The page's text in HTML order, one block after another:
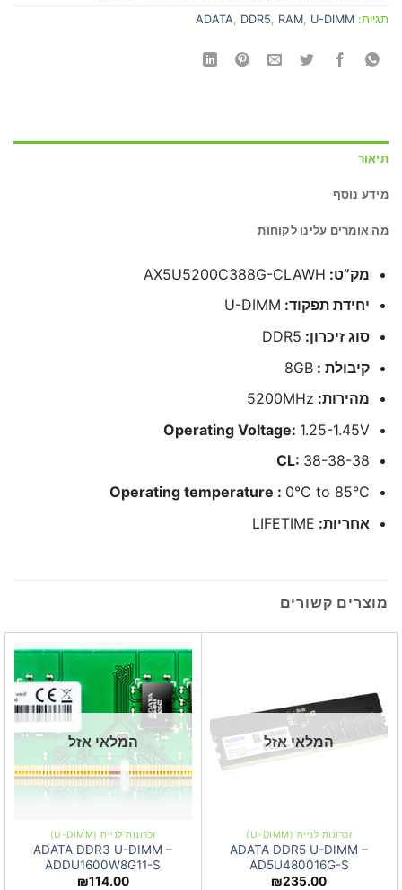
תגיות: ADATA, DDR5, RAM, U-DIMM
תיאור
מידע נוסף
מה אומרים עלינו לקוחות
מק”ט: AX5U5200C388G-CLAWH
יחידת תפקוד: U-DIMM
סוג זיכרון: DDR5
קיבולת : 8GB
מהירות: 5200MHz
Operating Voltage: 1.25-1.45V
CL: 38-38-38
Operating temperature : 0°C to 85°C
אחריות: LIFETIME
מוצרים קשורים
המלאי אזל
זכרונות לנייח (U-DIMM)
ADATA DDR5 U-DIMM –
AD5U480016G-S
₪235.00
המלאי אזל
זכרונות לנייח (U-DIMM)
ADATA DDR3 U-DIMM –
ADDU1600W8G11-S
₪114.00